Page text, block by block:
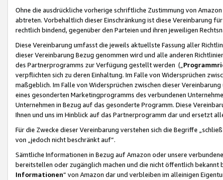
Ohne die ausdrückliche vorherige schriftliche Zustimmung von
abtreten. Vorbehaltlich dieser Einschränkung ist diese Vereinbarung
rechtlich bindend, gegenüber den Parteien und ihren jeweiligen
Diese Vereinbarung umfasst die jeweils aktuellste Fassung aller
dieser Vereinbarung Bezug genommen wird und alle anderen
des Partnerprogramms zur Verfügung gestellt werden („
verpflichten sich zu deren Einhaltung. Im Falle von Widersprüchen
maßgeblich. Im Falle von Widersprüchen zwischen dieser
eines gesonderten Marketingprogramms des verbundenen
Unternehmen in Bezug auf das gesonderte Programm. Diese
Ihnen und uns im Hinblick auf das Partnerprogramm dar und ersetzt
Für die Zwecke dieser Vereinbarung verstehen sich die Begriffe
von „jedoch nicht beschränkt auf“.
Sämtliche Informationen in Bezug auf Amazon oder unsere
bereitstellen oder zugänglich machen und die nicht öffentlich
Informationen“ von Amazon dar und verbleiben im alleinigen